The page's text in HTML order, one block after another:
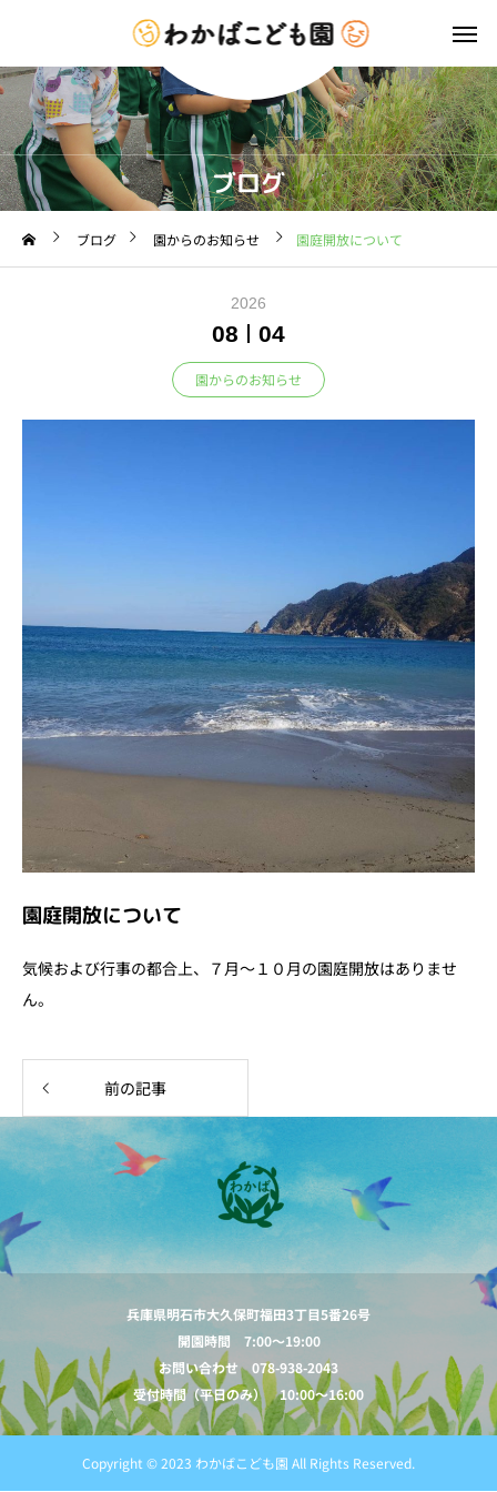
ブログ
ブログ 園からのお知らせ 園庭開放について
2026
08 04
園からのお知らせ
園庭開放について
気候および行事の都合上、７月～１０月の園庭開放はありませ
ん。
前の記事
兵庫県明石市大久保町福田3丁目5番26号
開園時間 7:00～19:00
お問い合わせ 078-938-2043
受付時間（平日のみ） 10:00～16:00
Copyright © 2023 わかばこども園 All Rights Reserved.